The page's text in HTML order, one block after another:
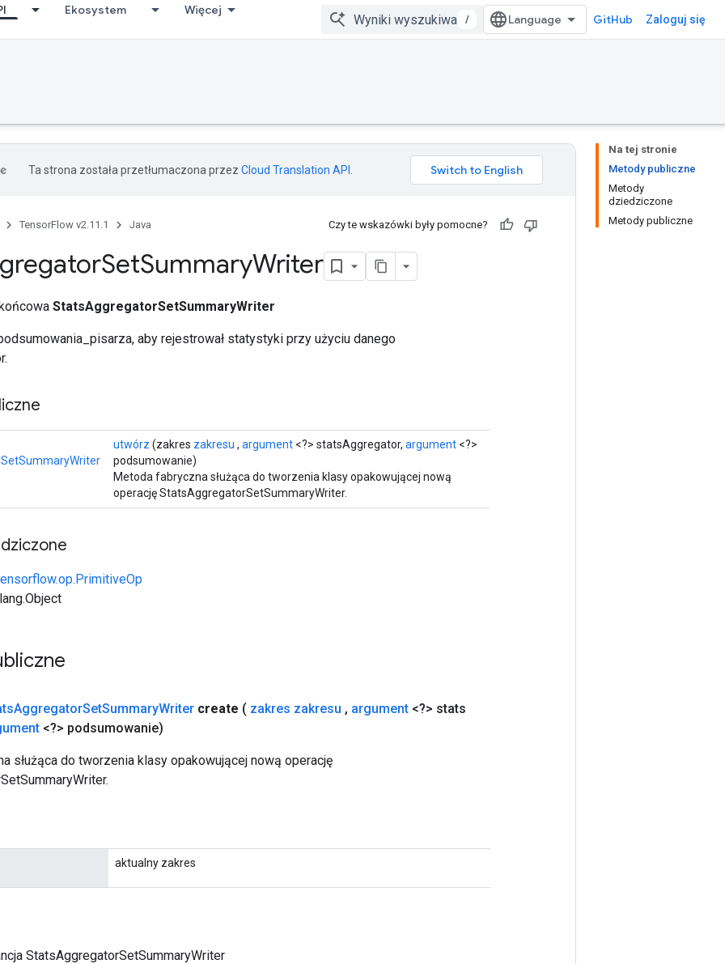
Ekosystem Więcej
/ GitHub Zaloguj się
Na tej stronie
Metody publiczne
Metody
dziedziczone
Metody publiczne
Ta strona została przetłumaczona przez Cloud Translation API
TensorFlow v2.11.1 Java Czy te wskazówki były pomocne?
SetSummaryWriter
StatsAggregatorSetSummaryWriter
aby rejestrował statystyki przy użyciu danego
utwórz (zakres zakresu , argument <?> statsAggregator, argument <?>
podsumowanie)
Metoda fabryczna służąca do tworzenia klasy opakowującej nową
operację StatsAggregatorSetSummaryWriter.
AggregatorSetSummaryWriter create ( zakres zakresu , argument <?> stats
<?> podsumowanie)
służąca do tworzenia klasy opakowującej nową operację
aktualny zakres
StatsAggregatorSetSummaryWriter